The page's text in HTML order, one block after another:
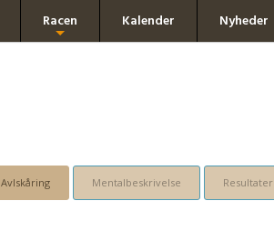
Racen Kalender Nyheder
Avlskåring Mentalbeskrivelse Resultater